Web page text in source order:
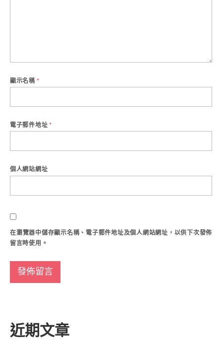
顯示名稱 *
電子郵件地址 *
個人網站網址
在瀏覽器中儲存顯示名稱、電子郵件地址及個人網站網址，以供下次發佈
留言時使用。
近期文章